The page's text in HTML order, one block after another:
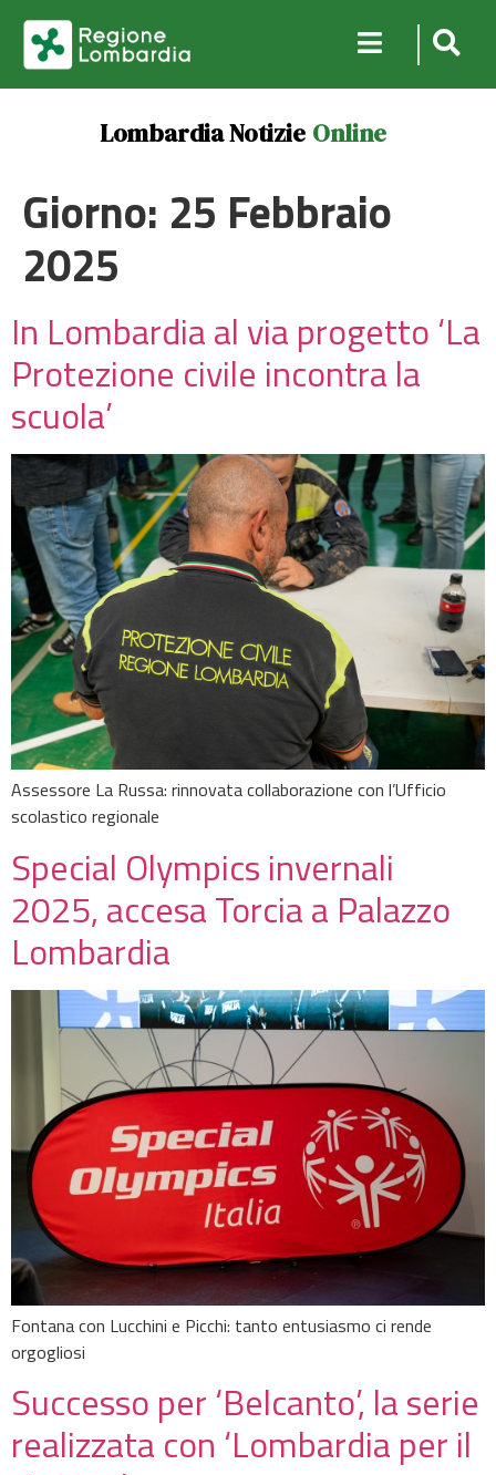
Lombardia Notizie Online
Giorno: 25 Febbraio
2025
In Lombardia al via progetto ‘La
Protezione civile incontra la
scuola’
Assessore La Russa: rinnovata collaborazione con l’Ufficio
scolastico regionale
Special Olympics invernali
2025, accesa Torcia a Palazzo
Lombardia
Fontana con Lucchini e Picchi: tanto entusiasmo ci rende
orgogliosi
Successo per ‘Belcanto’, la serie
realizzata con ‘Lombardia per il